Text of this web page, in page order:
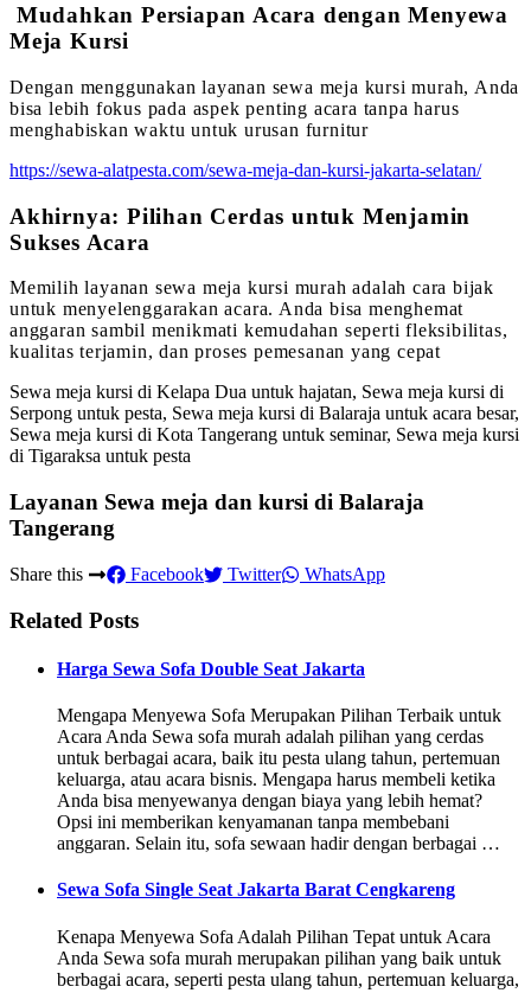
Mudahkan Persiapan Acara dengan Menyewa
Meja Kursi
Dengan menggunakan layanan sewa meja kursi murah, Anda
bisa lebih fokus pada aspek penting acara tanpa harus
menghabiskan waktu untuk urusan furnitur
https://sewa-alatpesta.com/sewa-meja-dan-kursi-jakarta-selatan/
Akhirnya: Pilihan Cerdas untuk Menjamin
Sukses Acara
Memilih layanan sewa meja kursi murah adalah cara bijak
untuk menyelenggarakan acara. Anda bisa menghemat
anggaran sambil menikmati kemudahan seperti fleksibilitas,
kualitas terjamin, dan proses pemesanan yang cepat
Sewa meja kursi di Kelapa Dua untuk hajatan, Sewa meja kursi di
Serpong untuk pesta, Sewa meja kursi di Balaraja untuk acara besar,
Sewa meja kursi di Kota Tangerang untuk seminar, Sewa meja kursi
di Tigaraksa untuk pesta
Layanan Sewa meja dan kursi di Balaraja
Tangerang
Share this Facebook Twitter WhatsApp
Related Posts
Harga Sewa Sofa Double Seat Jakarta
Mengapa Menyewa Sofa Merupakan Pilihan Terbaik untuk
Acara Anda Sewa sofa murah adalah pilihan yang cerdas
untuk berbagai acara, baik itu pesta ulang tahun, pertemuan
keluarga, atau acara bisnis. Mengapa harus membeli ketika
Anda bisa menyewanya dengan biaya yang lebih hemat?
Opsi ini memberikan kenyamanan tanpa membebani
anggaran. Selain itu, sofa sewaan hadir dengan berbagai …
Sewa Sofa Single Seat Jakarta Barat Cengkareng
Kenapa Menyewa Sofa Adalah Pilihan Tepat untuk Acara
Anda Sewa sofa murah merupakan pilihan yang baik untuk
berbagai acara, seperti pesta ulang tahun, pertemuan keluarga,